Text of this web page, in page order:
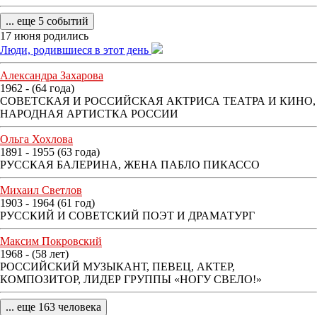
... еще 5 событий
17 июня родились
Люди, родившиеся в этот день
Александра Захарова
1962 - (64 года)
СОВЕТСКАЯ И РОССИЙСКАЯ АКТРИСА ТЕАТРА И КИНО,
НАРОДНАЯ АРТИСТКА РОССИИ
Ольга Хохлова
1891 - 1955 (63 года)
РУССКАЯ БАЛЕРИНА, ЖЕНА ПАБЛО ПИКАССО
Михаил Светлов
1903 - 1964 (61 год)
РУССКИЙ И СОВЕТСКИЙ ПОЭТ И ДРАМАТУРГ
Максим Покровский
1968 - (58 лет)
РОССИЙСКИЙ МУЗЫКАНТ, ПЕВЕЦ, АКТЕР,
КОМПОЗИТОР, ЛИДЕР ГРУППЫ «НОГУ СВЕЛО!»
... еще 163 человека